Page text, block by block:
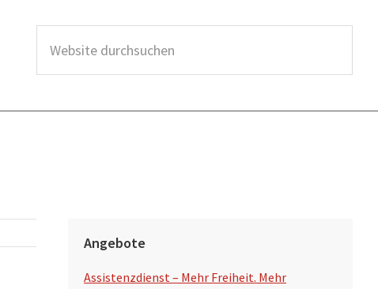
s
Angebote
Assistenzdienst – Mehr Freiheit. Mehr